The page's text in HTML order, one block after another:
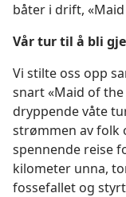
båter i drift, «Maid
Vår tur til å bli
Vi stilte oss opp
snart «Maid of
dryppende våte
strømmen av folk
spennende reise
kilometer unna,
fossefallet og